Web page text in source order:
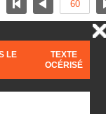
LE
TEXTE
OCÉRISÉ